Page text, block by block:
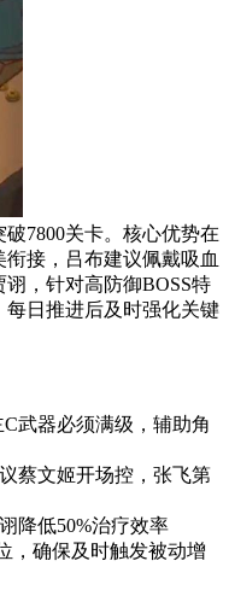
7800关卡。核心优势在
接，吕布建议佩戴吸血
，针对高防御BOSS特
日推进后及时强化关键
武器必须满级，辅助角
蔡文姬开场控，张飞第
降低50%治疗效率
，确保及时触发被动增